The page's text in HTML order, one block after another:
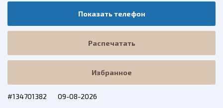
Показать телефон
Распечатать
Избранное
#134701382 09-08-2026